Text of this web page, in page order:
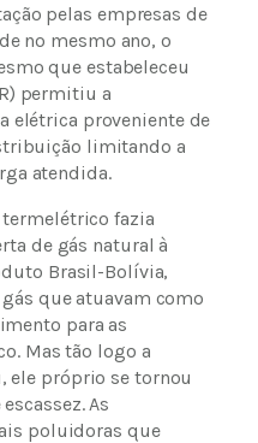
pelas empresas de
no mesmo ano, o
que estabeleceu
permitiu a
elétrica proveniente de
limitando a
atendida.
fazia
de gás natural à
Brasil-Bolívia,
que atuavam como
para as
Mas tão logo a
ele próprio se tornou
As
poluidoras que